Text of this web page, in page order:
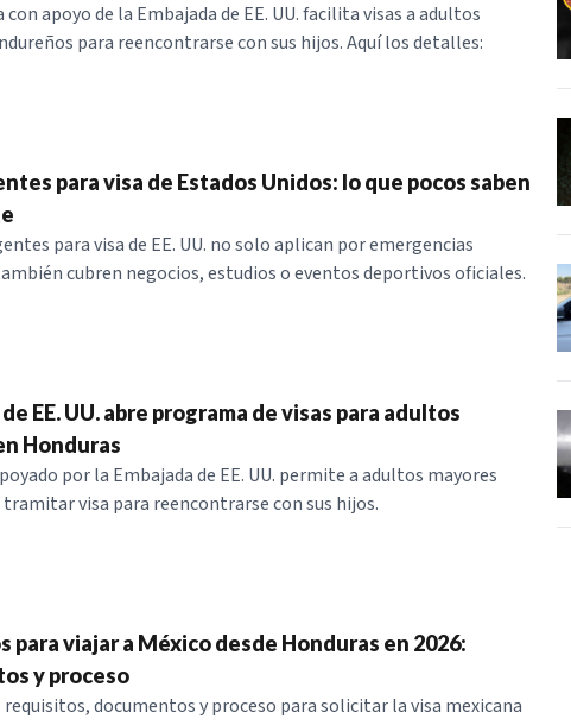
apoyo de la Embajada de EE. UU. facilita visas a adultos
para reencontrarse con sus hijos. Aquí los detalles:
para visa de Estados Unidos: lo que pocos saben
para visa de EE. UU. no solo aplican por emergencias
cubren negocios, estudios o eventos deportivos oficiales.
EE. UU. abre programa de visas para adultos
Honduras
por la Embajada de EE. UU. permite a adultos mayores
visa para reencontrarse con sus hijos.
para viajar a México desde Honduras en 2026:
y proceso
requisitos, documentos y proceso para solicitar la visa mexicana